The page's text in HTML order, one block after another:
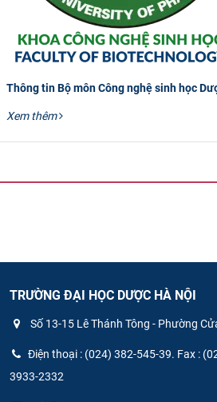
Thông tin Bộ môn Công nghệ sinh học
Xem thêm
TRƯỜNG ĐẠI HỌC DƯỢC HÀ NỘI
Số 13-15 Lê Thánh Tông - Phường
Điện thoại : (024) 382-545-39. Fax :
3933-2332